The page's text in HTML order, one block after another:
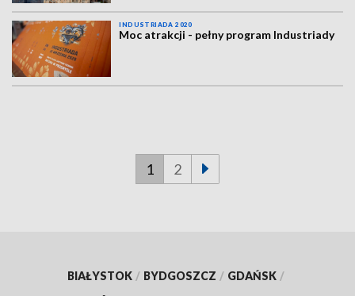
INDUSTRIADA 2020
Moc atrakcji - pełny program Industriady
1 2
BIAŁYSTOK / BYDGOSZCZ / GDAŃSK /